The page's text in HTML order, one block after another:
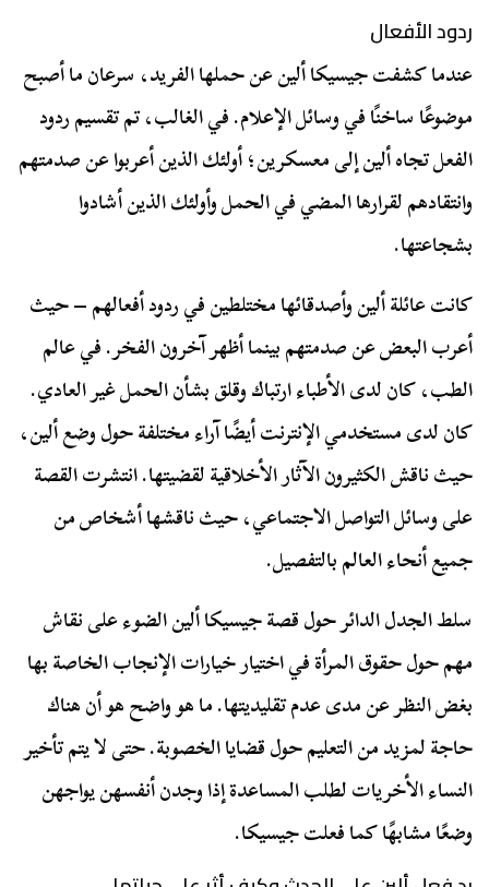
ردود الأفعال
عندما كشفت جيسيكا ألين عن حملها الفريد، سرعان ما أصبح
موضوعًا ساخنًا في وسائل الإعلام. في الغالب، تم تقسيم ردود
الفعل تجاه ألين إلى معسكرين؛ أولئك الذين أعربوا عن صدمتهم
وانتقادهم لقرارها المضي في الحمل وأولئك الذين أشادوا
بشجاعتها.
كانت عائلة ألين وأصدقائها مختلطين في ردود أفعالهم – حيث
أعرب البعض عن صدمتهم بينما أظهر آخرون الفخر. في عالم
الطب، كان لدى الأطباء ارتباك وقلق بشأن الحمل غير العادي.
كان لدى مستخدمي الإنترنت أيضًا آراء مختلفة حول وضع ألين،
حيث ناقش الكثيرون الآثار الأخلاقية لقضيتها. انتشرت القصة
على وسائل التواصل الاجتماعي، حيث ناقشها أشخاص من
جميع أنحاء العالم بالتفصيل.
سلط الجدل الدائر حول قصة جيسيكا ألين الضوء على نقاش
مهم حول حقوق المرأة في اختيار خيارات الإنجاب الخاصة بها
بغض النظر عن مدى عدم تقليديتها. ما هو واضح هو أن هناك
حاجة لمزيد من التعليم حول قضايا الخصوبة. حتى لا يتم تأخير
النساء الأخريات لطلب المساعدة إذا وجدن أنفسهن يواجهن
وضعًا مشابهًا كما فعلت جيسيكا.